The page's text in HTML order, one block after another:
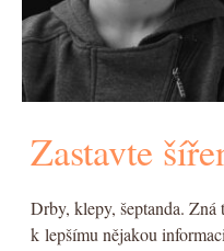
Zastavte
Drby, klepy, šeptanda. Zná
k lepšímu nějakou